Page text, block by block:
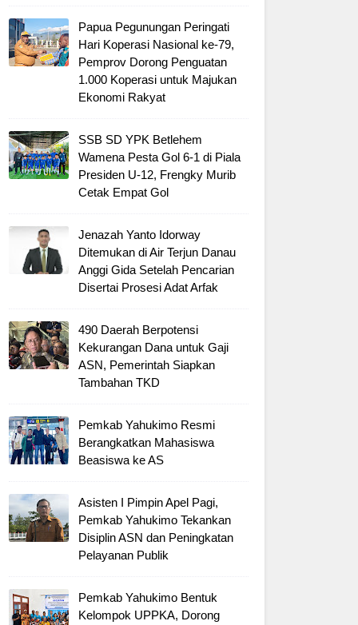
Papua Pegunungan Peringati
Hari Koperasi Nasional ke-79,
Pemprov Dorong Penguatan
1.000 Koperasi untuk Majukan
Ekonomi Rakyat
SSB SD YPK Betlehem
Wamena Pesta Gol 6-1 di Piala
Presiden U-12, Frengky Murib
Cetak Empat Gol
Jenazah Yanto Idorway
Ditemukan di Air Terjun Danau
Anggi Gida Setelah Pencarian
Disertai Prosesi Adat Arfak
490 Daerah Berpotensi
Kekurangan Dana untuk Gaji
ASN, Pemerintah Siapkan
Tambahan TKD
Pemkab Yahukimo Resmi
Berangkatkan Mahasiswa
Beasiswa ke AS
Asisten I Pimpin Apel Pagi,
Pemkab Yahukimo Tekankan
Disiplin ASN dan Peningkatan
Pelayanan Publik
Pemkab Yahukimo Bentuk
Kelompok UPPKA, Dorong